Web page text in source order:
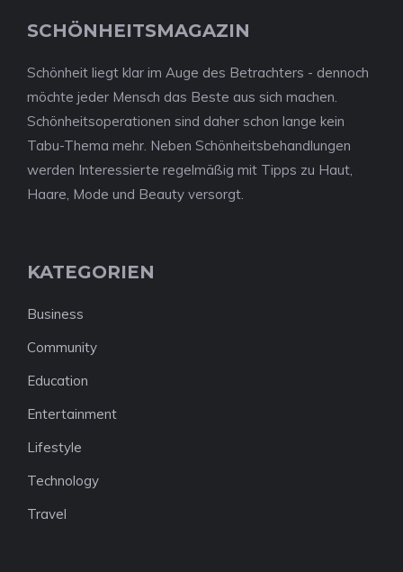
SCHÖNHEITSMAGAZIN
Schönheit liegt klar im Auge des Betrachters - dennoch
möchte jeder Mensch das Beste aus sich machen.
Schönheitsoperationen sind daher schon lange kein
Tabu-Thema mehr. Neben Schönheitsbehandlungen
werden Interessierte regelmäßig mit Tipps zu Haut,
Haare, Mode und Beauty versorgt.
KATEGORIEN
Business
Community
Education
Entertainment
Lifestyle
Technology
Travel